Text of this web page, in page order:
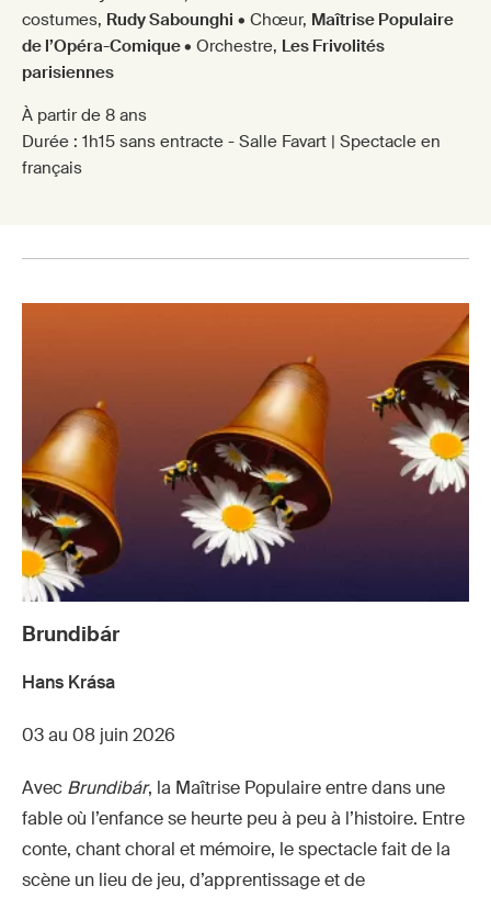
costumes, Rudy Sabounghi • Chœur, Maîtrise Populaire
de l’Opéra-Comique• Orchestre, Les Frivolités
parisiennes
À partir de 8 ans
Durée : 1h15 sans entracte - Salle Favart | Spectacle en
français
Brundibár
Hans Krása
03 au 08 juin 2026
Avec Brundibár, la Maîtrise Populaire entre dans une
fable où l’enfance se heurte peu à peu à l’histoire. Entre
conte, chant choral et mémoire, le spectacle fait de la
scène un lieu de jeu, d’apprentissage et de